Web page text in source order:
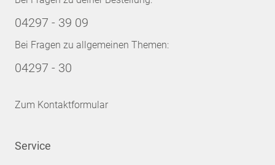
04297 - 39 09
Bei Fragen zu allgemeinen Themen:
04297 - 30
Zum Kontaktformular
Service